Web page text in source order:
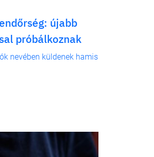
újabb
próbálkoznak
nevében küldenek hamis